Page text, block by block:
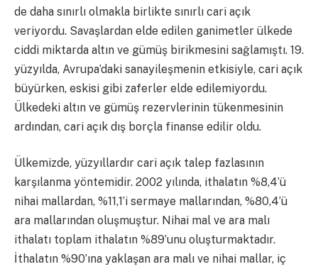
de daha sınırlı olmakla birlikte sınırlı cari açık
veriyordu. Savaşlardan elde edilen ganimetler ülkede
ciddi miktarda altın ve gümüş birikmesini sağlamıştı. 19.
yüzyılda, Avrupa’daki sanayileşmenin etkisiyle, cari açık
büyürken, eskisi gibi zaferler elde edilemiyordu.
Ülkedeki altın ve gümüş rezervlerinin tükenmesinin
ardından, cari açık dış borçla finanse edilir oldu.
Ülkemizde, yüzyıllardır cari açık talep fazlasının
karşılanma yöntemidir. 2002 yılında, ithalatın %8,4’ü
nihai mallardan, %11,1’i sermaye mallarından, %80,4’ü
ara mallarından oluşmuştur. Nihai mal ve ara malı
ithalatı toplam ithalatın %89’unu oluşturmaktadır.
İthalatın %90’ına yaklaşan ara malı ve nihai mallar, iç